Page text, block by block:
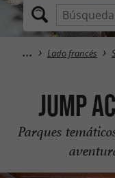
Lado francés
Jump
Parques